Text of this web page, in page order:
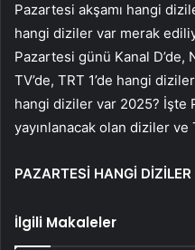
Pazartesi akşamı hangi
hangi diziler var merak
Pazartesi günü Kanal D’de,
TV’de, TRT 1’de hangi
hangi diziler var 2025? İşte
yayınlanacak olan diziler ve
PAZARTESİ HANGİ DİZİLER
İlgili Makaleler